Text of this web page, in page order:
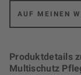
AUF MEINEN
Produktdetails
Multischutz